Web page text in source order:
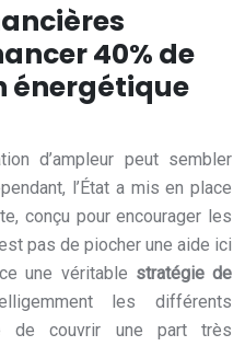
40% de
énergétique
d’ampleur peut sembler
l’État a mis en place
conçu pour encourager les
pas de piocher une aide ici
une véritable stratégie de
les différents
de couvrir une part très